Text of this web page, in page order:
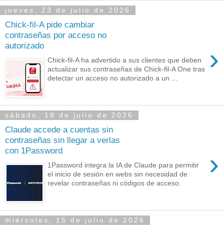
jueves, 23 de julio de 2026
Chick-fil-A pide cambiar
contraseñas por acceso no
autorizado
›
Chick-fil-A ha advertido a sus clientes que deben
actualizar sus contraseñas de Chick-fil-A One tras
detectar un acceso no autorizado a un ...
sábado, 18 de julio de 2026
Claude accede a cuentas sin
contraseñas sin llegar a verlas
con 1Password
›
1Password integra la IA de Claude para permitir
el inicio de sesión en webs sin necesidad de
revelar contraseñas ni códigos de acceso.
miércoles, 15 de julio de 2026